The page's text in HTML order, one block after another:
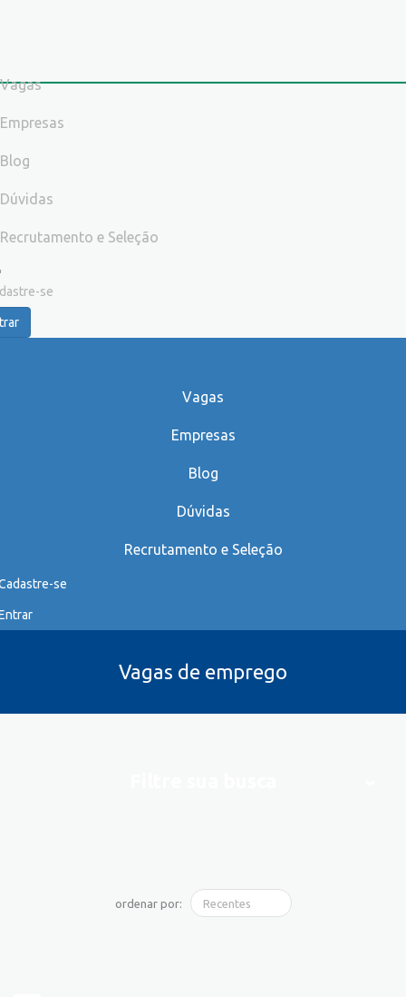
Vagas
Empresas
Blog
Dúvidas
Recrutamento e Seleção
se
Vagas
Empresas
Blog
Dúvidas
Recrutamento e Seleção
se
Vagas de emprego
ordenar por: